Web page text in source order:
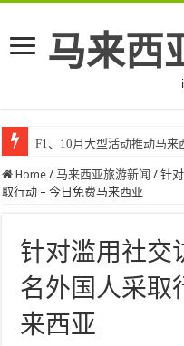
马来西
F1、10月大型活动推动马来
Home / 马来西亚旅游新闻 / 针
取行动 – 今日免费马来西亚
针对滥用社交
名外国人采取
来西亚